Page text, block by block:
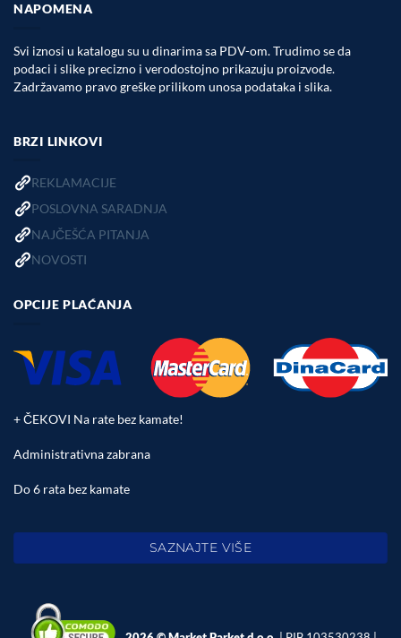
NAPOMENA
Svi iznosi u katalogu su u dinarima sa PDV-om. Trudimo se da
podaci i slike precizno i verodostojno prikazuju proizvode.
Zadržavamo pravo greške prilikom unosa podataka i slika.
BRZI LINKOVI
REKLAMACIJE
POSLOVNA SARADNJA
NAJČEŠĆA PITANJA
NOVOSTI
OPCIJE PLAĆANJA
+ ČEKOVI Na rate bez kamate!
Administrativna zabrana
Do 6 rata bez kamate
SAZNAJTE VIŠE